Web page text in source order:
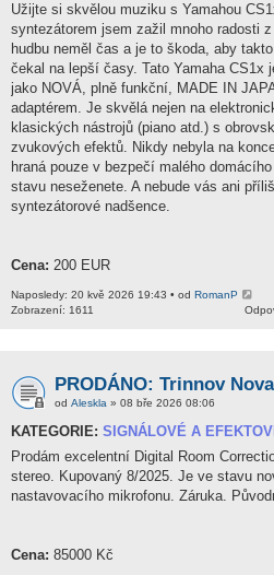
Užijte si skvělou muziku s Yamahou
syntezátorem jsem zažil mnoho radosti
hudbu neměl čas a je to škoda, aby
čekal na lepší časy. Tato Yamaha CS1x
jako NOVÁ, plně funkční, MADE IN
adaptérem. Je skvělá nejen na
klasických nástrojů (piano atd.) s
zvukových efektů. Nikdy nebyla na
hraná pouze v bezpečí malého
stavu neseženete. A nebude vás ani
syntezátorové nadšence.
Cena: 200 EUR
Naposledy: 20 kvě 2026 19:43 • od RomanP
Zobrazení: 1611
PRODÁNO: Trinnov Nova
od Aleskla » 08 bře 2026 08:06
KATEGORIE: SIGNÁLOVÉ A
Prodám excelentní Digital Room
stereo. Kupovaný 8/2025. Je ve stavu
nastavovacího mikrofonu. Záruka.
Cena: 85000 Kč